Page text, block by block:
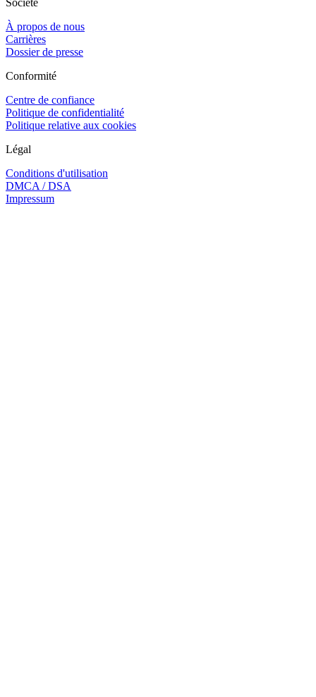
À propos de nous
Carrières
Dossier de presse
Conformité
Centre de confiance
Politique de confidentialité
Politique relative aux cookies
Légal
Conditions d'utilisation
DMCA / DSA
Impressum